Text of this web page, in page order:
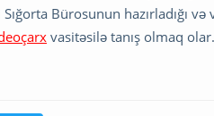
Bürosunun hazırladığı
vasitəsilə tanış olmaq olar.